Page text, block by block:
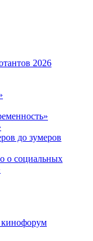
2026
до зумеров
о социальных